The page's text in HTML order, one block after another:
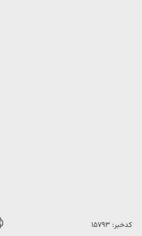
کدخبر: ۱۵۷۹۳